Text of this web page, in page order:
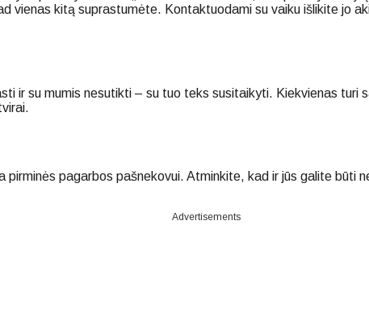
kitą suprastumėte. Kontaktuodami su vaiku išlikite jo
ir su mumis nesutikti – su tuo teks susitaikyti. Kiekvienas
pirminės pagarbos pašnekovui. Atminkite, kad ir jūs galite
Advertisements